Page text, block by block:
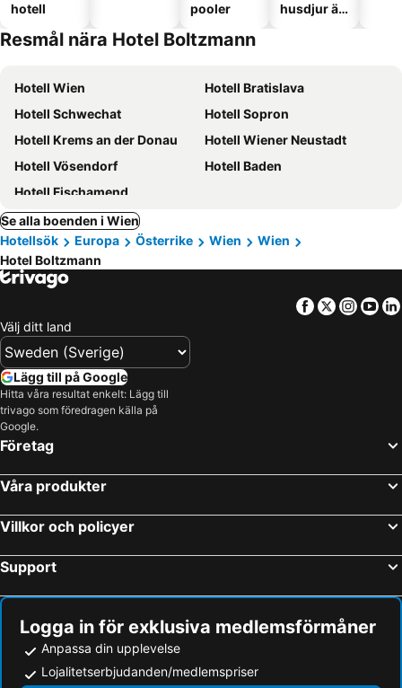
hotell
pooler
husdjur är
Resmål nära Hotel Boltzmann
Hotell Wien
Hotell Bratislava
Hotell Schwechat
Hotell Sopron
Hotell Krems an der Donau
Hotell Wiener Neustadt
Hotell Vösendorf
Hotell Baden
Hotell Fischamend
Se alla boenden i Wien
Hotellsök
Europa Österrike Wien
Wien
Hotel Boltzmann
Facebook
Twitter
Välj ditt land
Lägg till på Google
Hitta våra resultat enkelt: Lägg till
trivago som föredragen källa på
Google.
Företag
Våra produkter
Villkor och policyer
Support
Logga in för exklusiva medlemsförmåner
Anpassa din upplevelse
Lojalitetserbjudanden/medlemspriser